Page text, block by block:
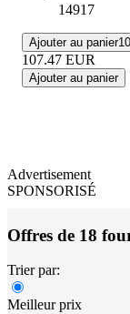
14917
Ajouter au panier
107.47 EUR
Ajouter au panier
Advertisement
SPONSORISÉ
Offres de 18
Trier par:
Meilleur prix